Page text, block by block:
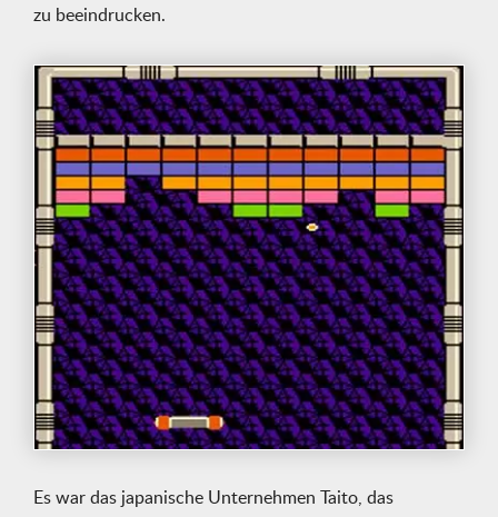
zu beeindrucken.
Es war das japanische Unternehmen Taito, das